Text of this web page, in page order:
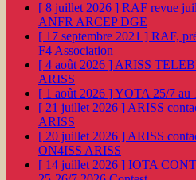
[ 8 juillet 2026 ] RAF revue
ANFR ARCEP DGE
[ 17 septembre 2021 ] RAF,
F4 Association
[ 4 août 2026 ] ARISS
ARISS
[ 1 août 2026 ]YOTA 25/7 au
[ 21 juillet 2026 ] ARISS
ARISS
[ 20 juillet 2026 ] ARISS
ON4ISS ARISS
[ 14 juillet 2026 ] IOTA